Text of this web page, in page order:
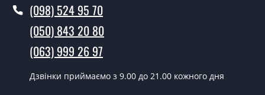
У той самий день протягом кількох годин, за умови
Чи можна на сьогодні викликати
замірника?
Так можна.
(098) 524 95 70
(050) 843 20 80
(063) 999 26 97
Дзвінки приймаємо з 9.00 до 21.00 кожного дня